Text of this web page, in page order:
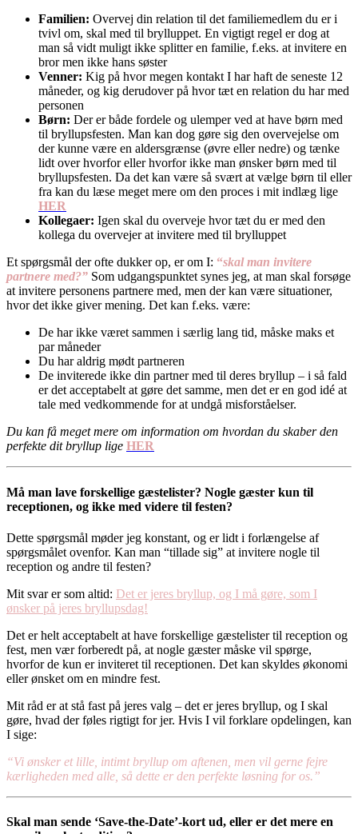
Familien: Overvej din relation til det familiemedlem du er i
tvivl om, skal med til brylluppet. En vigtigt regel er dog at
man så vidt muligt ikke splitter en familie, f.eks. at invitere en
bror men ikke hans søster
Venner: Kig på hvor megen kontakt I har haft de seneste 12
måneder, og kig derudover på hvor tæt en relation du har med
personen
Børn: Der er både fordele og ulemper ved at have børn med
til bryllupsfesten. Man kan dog gøre sig den overvejelse om
der kunne være en aldersgrænse (øvre eller nedre) og tænke
lidt over hvorfor eller hvorfor ikke man ønsker børn med til
bryllupsfesten. Da det kan være så svært at vælge børn til eller
fra kan du læse meget mere om den proces i mit indlæg lige
HER
Kollegaer: Igen skal du overveje hvor tæt du er med den
kollega du overvejer at invitere med til brylluppet
Et spørgsmål der ofte dukker op, er om I: “skal man invitere
partnere med?” Som udgangspunktet synes jeg, at man skal forsøge
at invitere personens partnere med, men der kan være situationer,
hvor det ikke giver mening. Det kan f.eks. være:
De har ikke været sammen i særlig lang tid, måske maks et
par måneder
Du har aldrig mødt partneren
De inviterede ikke din partner med til deres bryllup – i så fald
er det acceptabelt at gøre det samme, men det er en god idé at
tale med vedkommende for at undgå misforståelser.
Du kan få meget mere om information om hvordan du skaber den
perfekte dit bryllup lige HER
Må man lave forskellige gæstelister? Nogle gæster kun til
receptionen, og ikke med videre til festen?
Dette spørgsmål møder jeg konstant, og er lidt i forlængelse af
spørgsmålet ovenfor. Kan man “tillade sig” at invitere nogle til
reception og andre til festen?
Mit svar er som altid: Det er jeres bryllup, og I må gøre, som I
ønsker på jeres bryllupsdag!
Det er helt acceptabelt at have forskellige gæstelister til reception og
fest, men vær forberedt på, at nogle gæster måske vil spørge,
hvorfor de kun er inviteret til receptionen. Det kan skyldes økonomi
eller ønsket om en mindre fest.
Mit råd er at stå fast på jeres valg – det er jeres bryllup, og I skal
gøre, hvad der føles rigtigt for jer. Hvis I vil forklare opdelingen, kan
I sige:
“Vi ønsker et lille, intimt bryllup om aftenen, men vil gerne fejre
kærligheden med alle, så dette er den perfekte løsning for os.”
Skal man sende ‘Save-the-Date’-kort ud, eller er det mere en